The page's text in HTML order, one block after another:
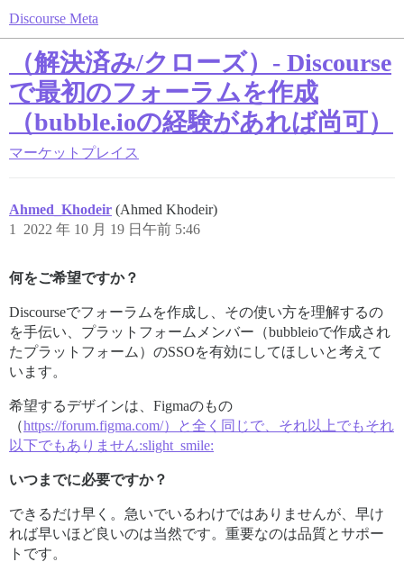
Discourse Meta
（解決済み/クローズ）- Discourse
で最初のフォーラムを作成
（bubble.ioの経験があれば尚可）
マーケットプレイス
Ahmed_Khodeir (Ahmed Khodeir)
2022 年 10 月 19 日午前 5:46
1
何をご希望ですか？
Discourseでフォーラムを作成し、その使い方を理解するの
を手伝い、プラットフォームメンバー（bubbleioで作成され
たプラットフォーム）のSSOを有効にしてほしいと考えて
います。
希望するデザインは、Figmaのもの
（https://forum.figma.com/）と全く同じで、それ以上でもそれ
以下でもありません:slight_smile:
いつまでに必要ですか？
できるだけ早く。急いでいるわけではありませんが、早け
れば早いほど良いのは当然です。重要なのは品質とサポー
トです。